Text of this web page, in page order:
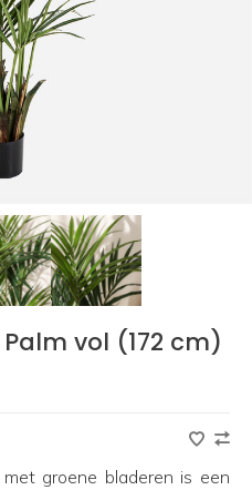
vol (172 cm)
groene bladeren is een